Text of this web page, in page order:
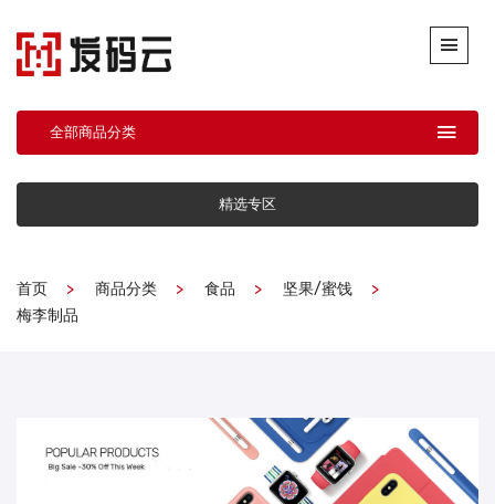
全部商品分类
精选专区
首页 商品分类 食品
坚果/蜜饯
梅李制品